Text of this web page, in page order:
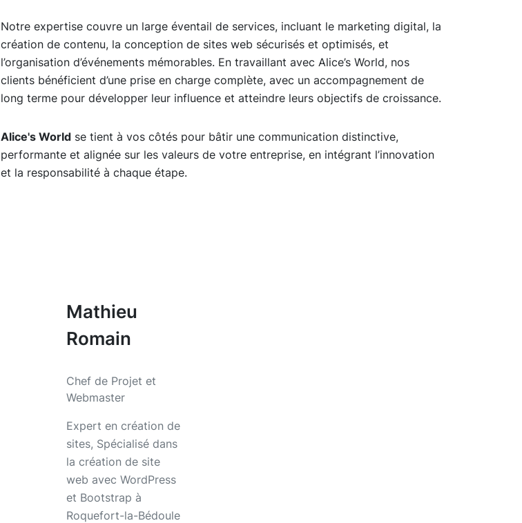
Notre expertise couvre un large éventail de services, incluant le marketing digital, la
création de contenu, la conception de sites web sécurisés et optimisés, et
l’organisation d’événements mémorables. En travaillant avec Alice’s World, nos
clients bénéficient d’une prise en charge complète, avec un accompagnement de
long terme pour développer leur influence et atteindre leurs objectifs de croissance.
Alice's World se tient à vos côtés pour bâtir une communication distinctive,
performante et alignée sur les valeurs de votre entreprise, en intégrant l’innovation
et la responsabilité à chaque étape.
Mathieu
Romain
Chef de Projet et
Webmaster
Expert en création de
sites, Spécialisé dans
la création de site
web avec WordPress
et Bootstrap à
Roquefort-la-Bédoule